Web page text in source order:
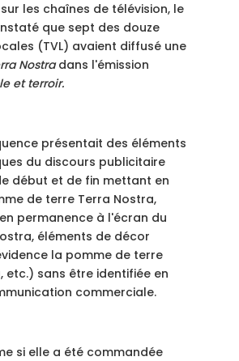
les chaînes de télévision, le
que sept des douze
(TVL) avaient diffusé une
Nostradans l'émission
et terroir.
présentait des éléments
du discours publicitaire
début et de fin mettant en
de terre Terra Nostra,
permanence à l'écran du
éléments de décor
la pomme de terre
etc.) sans être identifiée en
commerciale.
si elle a été commandée